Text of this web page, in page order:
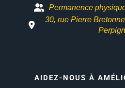
Permanence
30, rue Pierre
AIDEZ-NOUS À